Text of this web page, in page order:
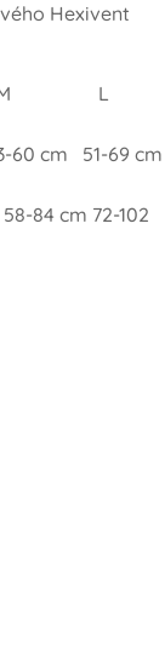
Hexivent
M L
60 cm 51-69 cm
84 cm 72-102